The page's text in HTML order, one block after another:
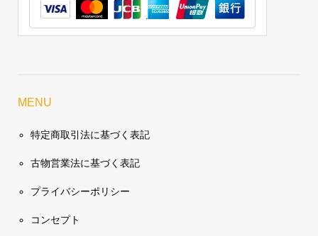
MENU
特定商取引法に基づく表記
古物営業法に基づく表記
プライバシーポリシー
コンセプト